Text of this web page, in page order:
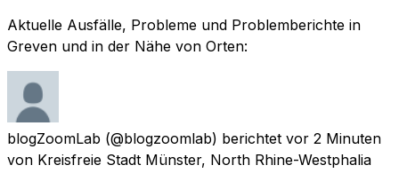
Aktuelle Ausfälle, Probleme und Problemberichte in
Greven und in der Nähe von Orten:
blogZoomLab (@blogzoomlab) berichtet vor 2 Minuten
von Kreisfreie Stadt Münster, North Rhine-Westphalia